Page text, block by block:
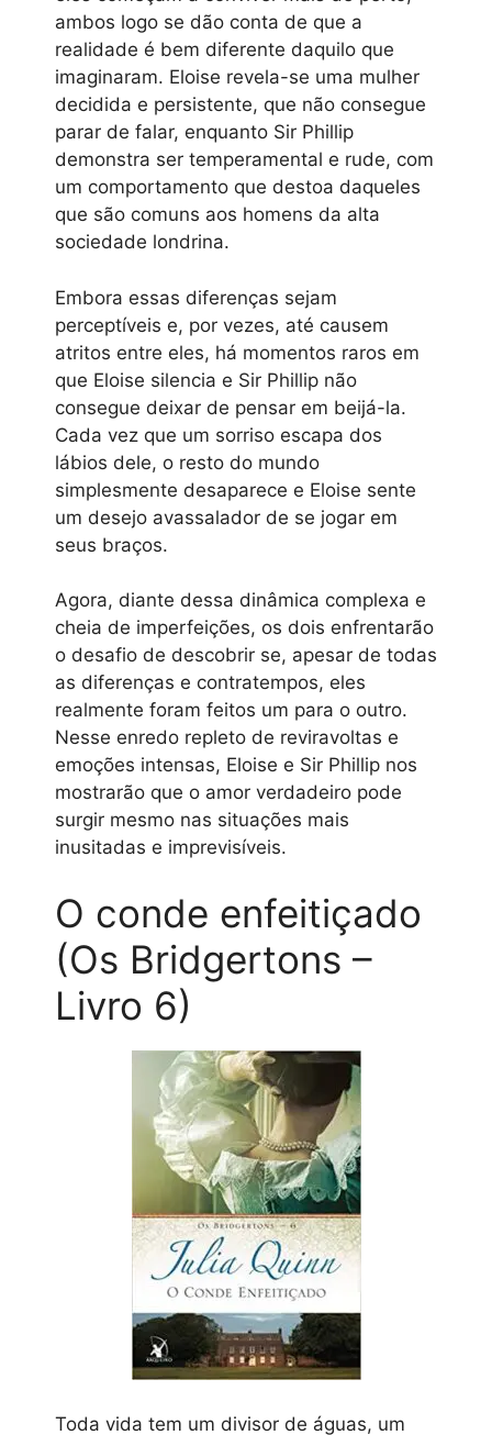
ambos logo se dão conta de que a
realidade é bem diferente daquilo que
imaginaram. Eloise revela-se uma mulher
decidida e persistente, que não consegue
parar de falar, enquanto Sir Phillip
demonstra ser temperamental e rude, com
um comportamento que destoa daqueles
que são comuns aos homens da alta
sociedade londrina.
Embora essas diferenças sejam
perceptíveis e, por vezes, até causem
atritos entre eles, há momentos raros em
que Eloise silencia e Sir Phillip não
consegue deixar de pensar em beijá-la.
Cada vez que um sorriso escapa dos
lábios dele, o resto do mundo
simplesmente desaparece e Eloise sente
um desejo avassalador de se jogar em
seus braços.
Agora, diante dessa dinâmica complexa e
cheia de imperfeições, os dois enfrentarão
o desafio de descobrir se, apesar de todas
as diferenças e contratempos, eles
realmente foram feitos um para o outro.
Nesse enredo repleto de reviravoltas e
emoções intensas, Eloise e Sir Phillip nos
mostrarão que o amor verdadeiro pode
surgir mesmo nas situações mais
inusitadas e imprevisíveis.
O conde enfeitiçado
(Os Bridgertons –
Livro 6)
Toda vida tem um divisor de águas, um